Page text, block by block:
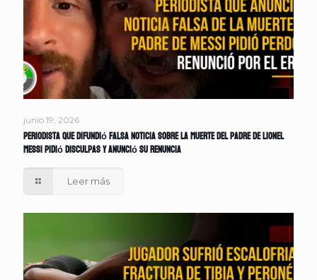
junio 19, 2026
Periodista que difundió falsa noticia sobre la muerte del padre de Lionel
Messi pidió disculpas y anunció su renuncia
Leer más